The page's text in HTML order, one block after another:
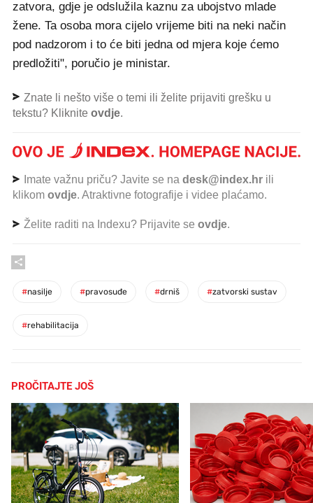
zatvora, gdje je odslužila kaznu za ubojstvo mlade
žene. Ta osoba mora cijelo vrijeme biti na neki način
pod nadzorom i to će biti jedna od mjera koje ćemo
predložiti", poručio je ministar.
Znate li nešto više o temi ili želite prijaviti grešku u
tekstu? Kliknite ovdje.
Imate važnu priču? Javite se na desk@index.hr ili
klikom ovdje. Atraktivne fotografije i videe plaćamo.
Želite raditi na Indexu? Prijavite se ovdje.
#nasilje #pravosuđe #drniš #zatvorski sustav
#rehabilitacija
PROČITAJTE JOŠ